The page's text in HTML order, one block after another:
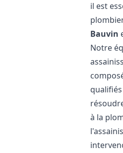
il est
Bauvin
Notre
à la